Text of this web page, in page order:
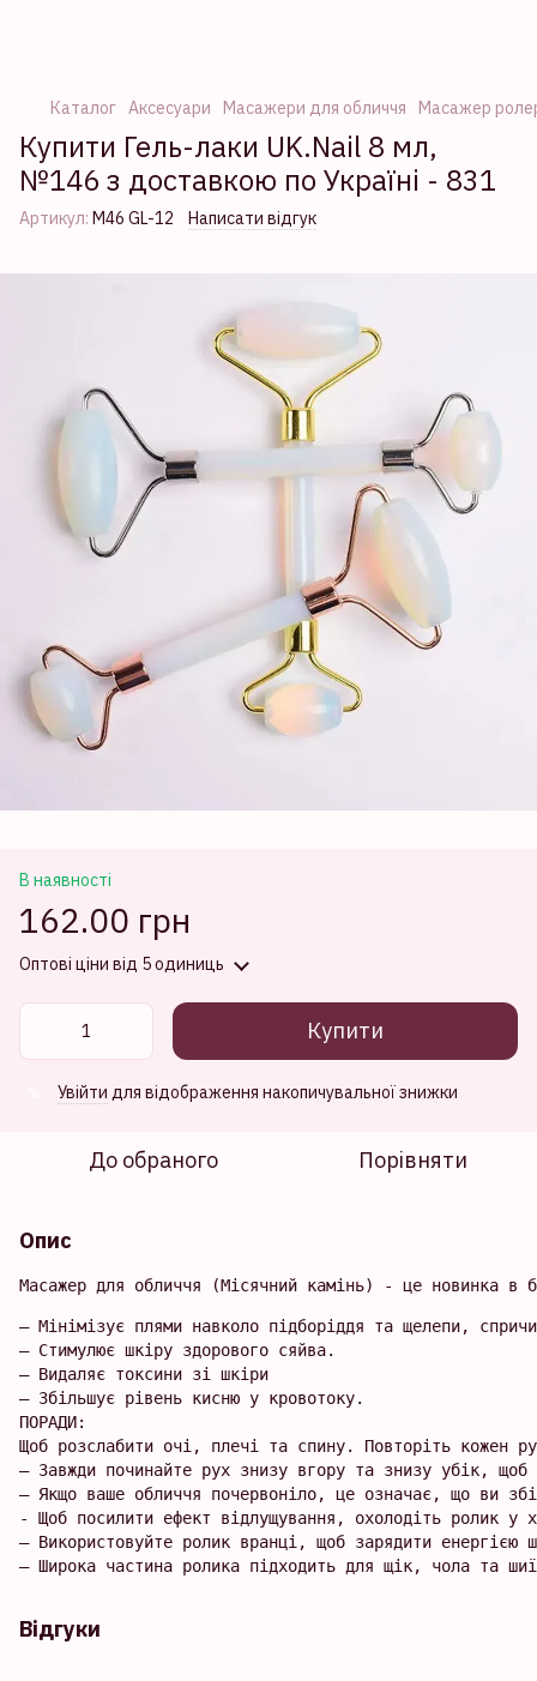
Каталог Аксесуари Масажери для обличчя Масажер
Купити Гель-лаки UK.Nail 8 мл,
№146 з доставкою по Україні - 831
Артикул: M46 GL-12 Написати відгук
В наявності
162.00 грн
Оптові ціни від 5 одиниць
Купити
Увійти для відображення накопичувальної знижки
До обраного Порівняти
Опис
— Мінімізує плями навколо підборіддя та щелепи,
— Стимулює шкіру здорового сяйва.
— Видаляє токсини зі шкіри
— Збільшує рівень кисню у кровотоку.
ПОРАДИ:
Щоб розслабити очі, плечі та спину. Повторіть кожен
— Завжди починайте рух знизу вгору та знизу убік, щоб
— Якщо ваше обличчя почервоніло, це означає, що ви
- Щоб посилити ефект відлущування, охолодіть ролик у
— Використовуйте ролик вранці, щоб зарядити енергією
— Широка частина ролика підходить для щік, чола та
Відгуки